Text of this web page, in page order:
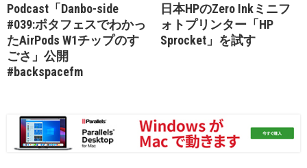
Podcast「Danbo-side
#039:ポタフェスでわかっ
たAirPods W1チップのす
ごさ」公開
#backspacefm
日本HPのZero Inkミニフ
ォトプリンター「HP
Sprocket」を試す